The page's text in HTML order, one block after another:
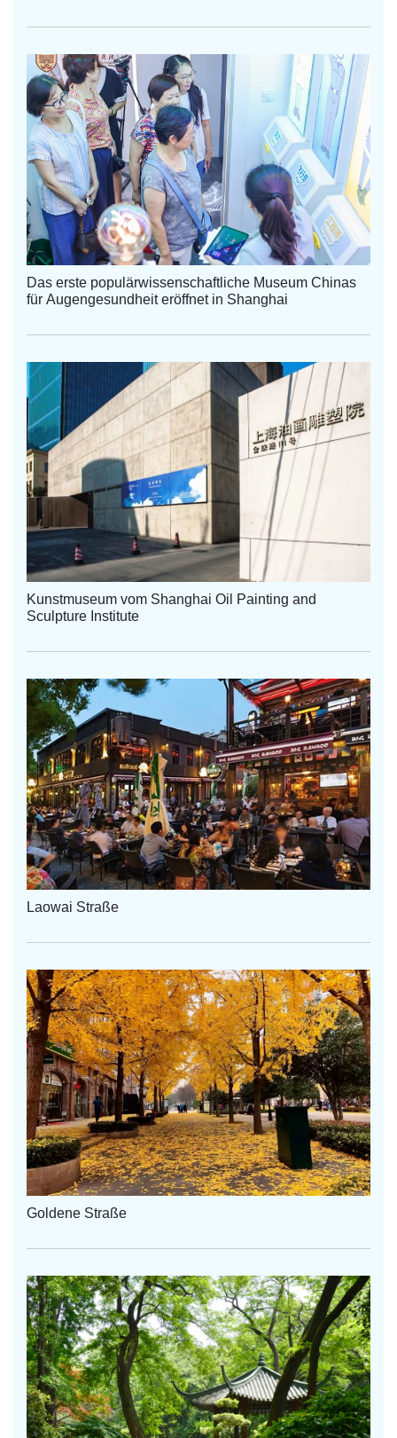
Das erste populärwissenschaftliche Museum Chinas
für Augengesundheit eröffnet in Shanghai
Kunstmuseum vom Shanghai Oil Painting and
Sculpture Institute
Laowai Straße
Goldene Straße